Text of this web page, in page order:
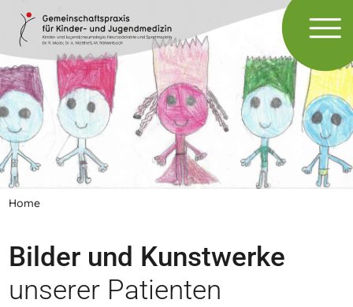
Home
Bilder und Kunstwerke
unserer Patienten